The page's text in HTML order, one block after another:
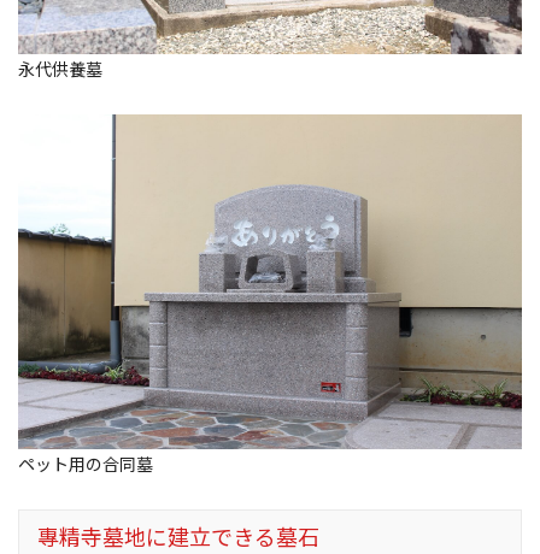
永代供養墓
ペット用の合同墓
專精寺墓地に建立できる墓石